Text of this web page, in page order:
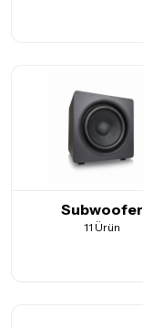
Subwoofer
11 Ürün